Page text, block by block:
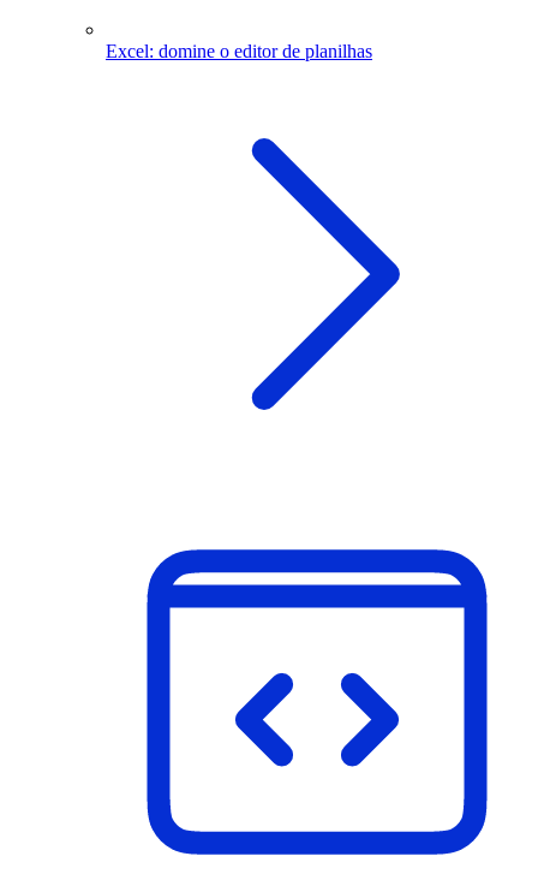
Excel: domine o editor de planilhas